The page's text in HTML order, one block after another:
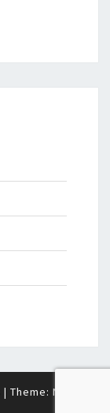
| Theme: Nisarg